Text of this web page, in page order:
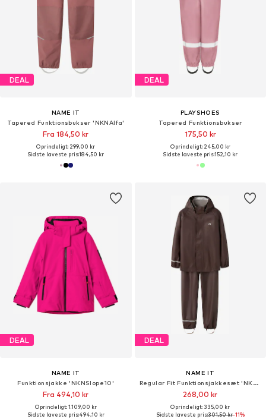
DEAL
NAME IT
Tapered Funktionsbukser 'NKNAlfa'
Fra 184,50 kr
Oprindeligt: 299,00 kr
Sidste laveste pris:184,50 kr
DEAL
PLAYSHOES
Tapered Funktionsbukser
175,50 kr
Oprindeligt: 245,00 kr
Sidste laveste pris:152,10 kr
DEAL
NAME IT
Funktionsjakke 'NKNSlope10'
Fra 494,10 kr
Oprindeligt: 1.109,00 kr
Sidste laveste pris:494,10 kr
DEAL
NAME IT
Regular Fit Funktionsjakkesæt 'NKNDRY10'
268,00 kr
Oprindeligt: 335,00 kr
Sidste laveste pris:301,50 kr-11%